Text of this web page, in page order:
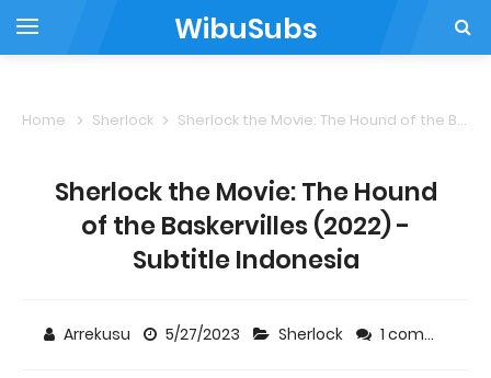
WibuSubs
Home Sherlock Sherlock the Movie: The Hound of the Baskervilles (2022) - Subtitle Indonesia
Sherlock the Movie: The Hound
of the Baskervilles (2022) -
Subtitle Indonesia
Arrekusu 5/27/2023 Sherlock 1 comment